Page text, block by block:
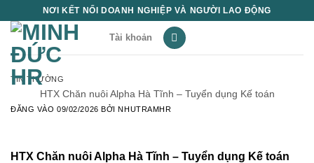
qua
dung
NƠI KẾT NỐI DOANH NGHIỆP VÀ NGƯỜI LAO ĐỘNG
Tài khoản
TIN THƯỜNG
HTX Chăn nuôi Alpha Hà Tĩnh – Tuyển dụng Kế toán
ĐĂNG VÀO09/02/2026 BỞINHUTRAMHR
HTX Chăn nuôi Alpha Hà Tĩnh – Tuyển dụng Kế toán